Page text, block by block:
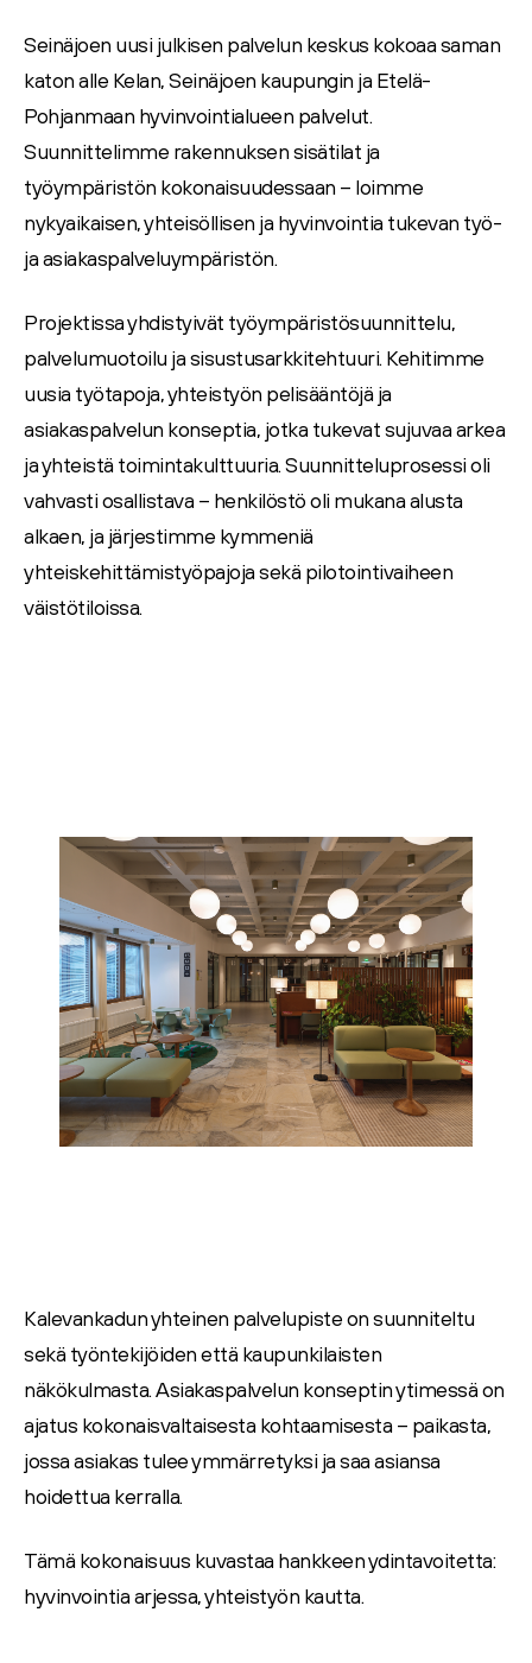
Seinäjoen uusi julkisen palvelun keskus kokoaa saman
katon alle Kelan, Seinäjoen kaupungin ja Etelä-
Pohjanmaan hyvinvointialueen palvelut.
Suunnittelimme rakennuksensisätilat ja
työympäristön kokonaisuudessaan – loimme
nykyaikaisen, yhteisöllisen ja hyvinvointia tukevan työ-
ja asiakaspalveluympäristön.
Projektissa yhdistyivät työympäristösuunnittelu,
palvelumuotoilu ja sisustusarkkitehtuuri. Kehitimme
uusia työtapoja, yhteistyön pelisääntöjä ja
asiakaspalvelun konseptia, jotka tukevat sujuvaa arkea
ja yhteistä toimintakulttuuria. Suunnitteluprosessi oli
vahvasti osallistava – henkilöstö oli mukana alusta
alkaen, ja järjestimme kymmeniä
yhteiskehittämistyöpajoja sekä pilotointivaiheen
väistötiloissa.
Kalevankadun yhteinen palvelupiste on suunniteltu
sekä työntekijöiden että kaupunkilaisten
näkökulmasta. Asiakaspalvelun konseptin ytimessä on
ajatus kokonaisvaltaisesta kohtaamisesta – paikasta,
jossa asiakas tulee ymmärretyksi ja saa asiansa
hoidettua kerralla.
Tämä kokonaisuus kuvastaa hankkeen ydintavoitetta:
hyvinvointia arjessa, yhteistyön kautta.